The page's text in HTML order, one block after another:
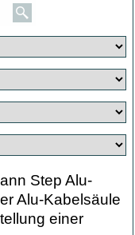
Step Alu-
Alu-Kabelsäule
einer